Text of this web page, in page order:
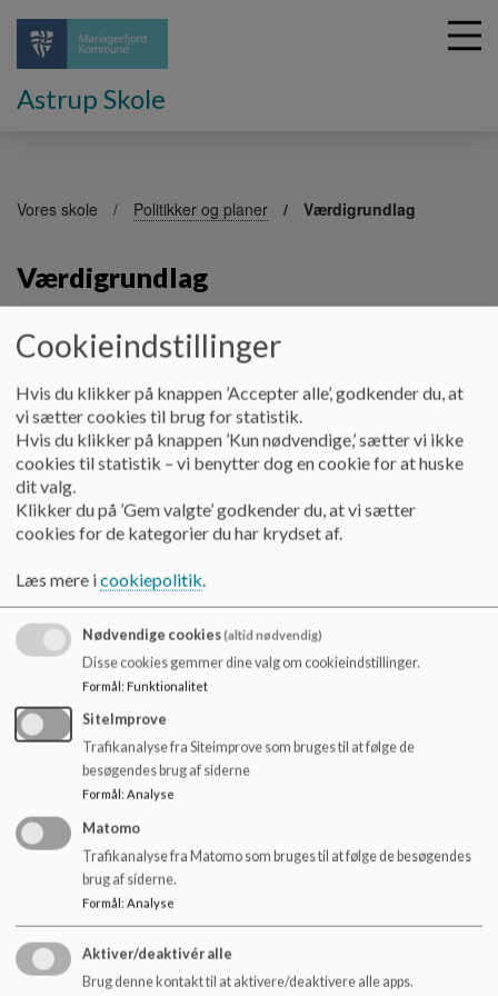
Astrup Skole
Vores skole Politikker og planer Værdigrundlag
Værdigrundlag
Gennem individuelt tilpasset og helhedsorienteret
undervisning sigter vi mod at udvikle hver enkelt elev
personligt, socialt og fagligt. Det overordnede mål er, at
eleverne rustes til at kunne indgå i samfundet og voksenlivet,
både på egne og fælles præmisser.
På Astrup Skole arbejder vi med elever med vidtgående,
generelle indlæringsvanskeligheder. I de fleste tilfælde må vi
finde andre indgangsvinkler til læring end dem, der anvendes i
dyb forståelse af hjernens funktioner skaber vi de bedst
mulige forudsætninger for at understøtte og fremme læring,
udvikling og selvhjulpenhed hos vores elever.
For en stor del af skolens elever er der behov for, at vi
anvender forskellige metoder for at åbne op for læring. Vi
oplever, at bl.a. pædagogisk massage og rideterapi kan
bidrage til, at eleverne bliver læringsparate. Vi bestræber os
løbende på at møde hver enkelt elev lige præcis dér, hvor
barnet har behov for at blive mødt, nemlig på egne
betingelser og ud fra sin aktuelle formåen, og vi
tilrettelægger og optimerer læringsprocesserne i
overensstemmelse hermed. Børn med særlige behov har brug
for voksne med særlige kompetencer og med afsæt i disse
arbejder vi med fokus på elevernes faglighed og udvikling.
Cookieindstillinger
Hvis du klikker på knappen ’Accepter alle’, godkender du, at
vi sætter cookies til brug for statistik.
Hvis du klikker på knappen ’Kun nødvendige,’ sætter vi ikke
cookies til statistik – vi benytter dog en cookie for at huske
dit valg.
Klikker du på ’Gem valgte’ godkender du, at vi sætter
cookies for de kategorier du har krydset af.
Læs mere icookiepolitik.
Nødvendige cookies(altid nødvendig)
Disse cookies gemmer dine valg om cookieindstillinger.
Formål: Funktionalitet
SiteImprove
Trafikanalyse fra Siteimprove som bruges til at følge de
besøgendes brug af siderne
Formål : Analyse
Matomo
Trafikanalyse fra Matomo som bruges til at følge de besøgendes
brug af siderne.
Formål: Analyse
Aktiver/deaktivér alle
Brug denne kontakt til at aktivere/deaktivere alle apps.